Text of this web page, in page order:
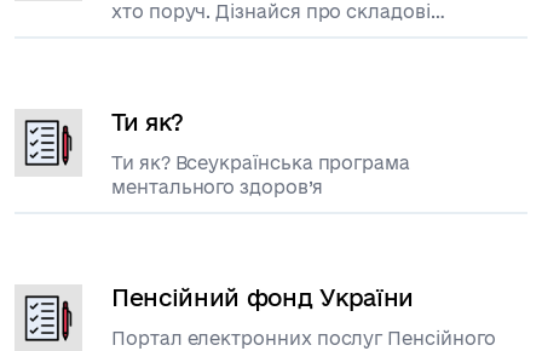
хто поруч. Дізнайся про складові
безбар’єрності та знайди допомогу.
Ти як?
Ти як? Всеукраїнська програма
ментального здоров’я
Пенсійний фонд України
Портал електронних послуг Пенсійного